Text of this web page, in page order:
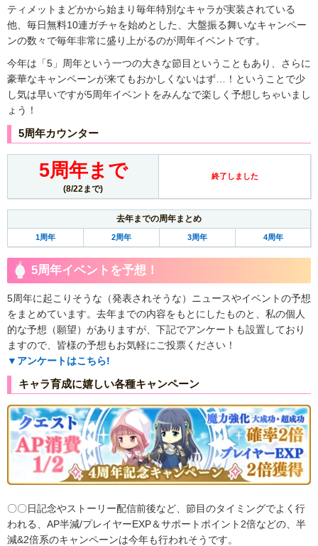
ティメットまどかから始まり毎年特別なキャラが実装されている
他、毎日無料10連ガチャを始めとした、大盤振る舞いなキャンペー
ンの数々で毎年非常に盛り上がるのが周年イベントです。
今年は「5」周年という一つの大きな節目ということもあり、さらに
豪華なキャンペーンが来てもおかしくないはず…！ということで少
し気は早いですが5周年イベントをみんなで楽しく予想しちゃいまし
ょう！
5周年カウンター
5周年まで
(8/22まで)
終了しました
去年までの周年まとめ
1周年 2周年 3周年 4周年
5周年イベントを予想！
5周年に起こりそうな（発表されそうな）ニュースやイベントの予想
をまとめています。去年までの内容をもとにしたものと、私の個人
的な予想（願望）がありますが、下記でアンケートも設置しており
ますので、皆様の予想もお気軽にご投票ください！
▼アンケートはこちら!
キャラ育成に嬉しい各種キャンペーン
〇〇日記念やストーリー配信前後など、節目のタイミングでよく行
われる、AP半減/プレイヤーEXP＆サポートポイント2倍などの、半
減&2倍系のキャンペーンは今年も行われそうです。